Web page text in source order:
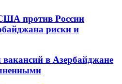
против России
риски и
в Азербайджане